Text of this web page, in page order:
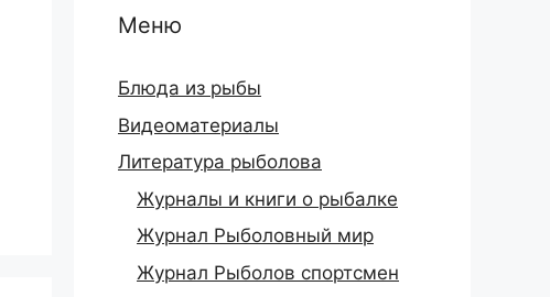
Меню
Блюда из рыбы
Видеоматериалы
Литература рыболова
Журналы и книги о рыбалке
Журнал Рыболовный мир
Журнал Рыболов спортсмен